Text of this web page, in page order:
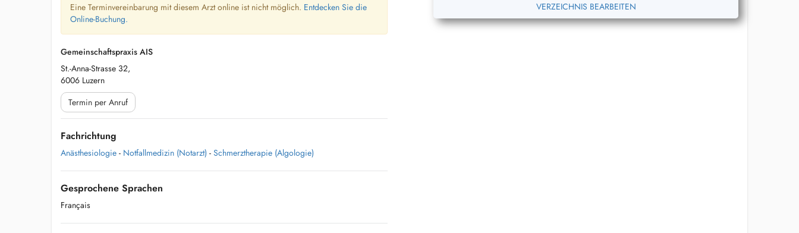
VERZEICHNIS BEARBEITEN
Eine Terminvereinbarung mit diesem Arzt online ist nicht möglich. Entdecken Sie die
Online-Buchung.
Gemeinschaftspraxis AIS
St.-Anna-Strasse 32,
6006 Luzern
Termin per Anruf
Fachrichtung
Anästhesiologie - Notfallmedizin (Notarzt) - Schmerztherapie (Algologie)
Gesprochene Sprachen
Français